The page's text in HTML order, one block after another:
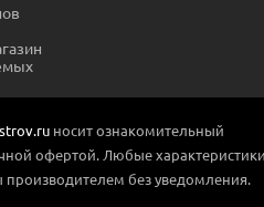
носит ознакомительный
офертой. Любые
без уведомления.